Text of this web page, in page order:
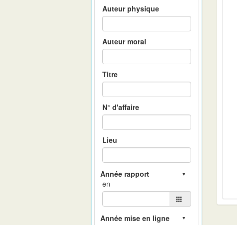
Auteur physique
Auteur moral
Titre
N° d'affaire
Lieu
en